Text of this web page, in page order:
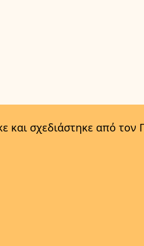
και σχεδιάστηκε από τον